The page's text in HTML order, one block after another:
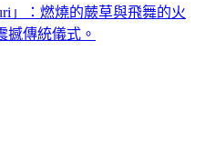
」：燃燒的蕨草與飛舞的火
撼傳統儀式。